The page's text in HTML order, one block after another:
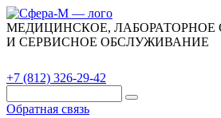
МЕДИЦИНСКОЕ, ЛАБОРАТОРНОЕ
И СЕРВИСНОЕ ОБСЛУЖИВАНИЕ
+7 (812) 326-29-42
Обратная связь